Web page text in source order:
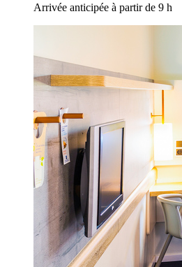
Arrivée anticipée à partir de 9 h